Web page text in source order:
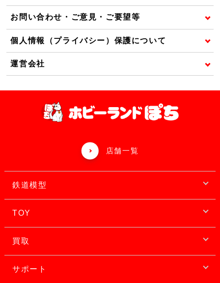
お問い合わせ・ご意見・ご要望等
個人情報（プライバシー）保護について
運営会社
店舗一覧
鉄道模型
TOY
買取
サポート